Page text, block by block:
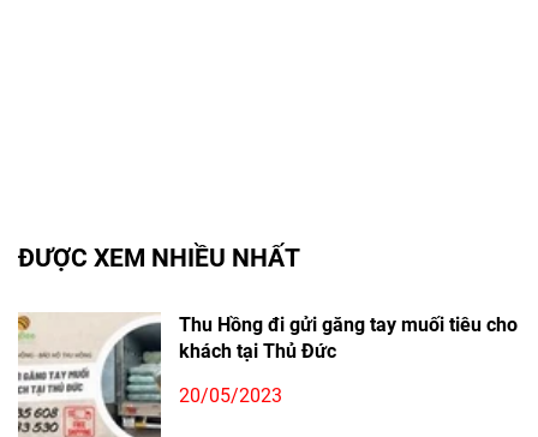
ĐƯỢC XEM NHIỀU NHẤT
Thu Hồng đi gửi găng tay muối tiêu cho
khách tại Thủ Đức
20/05/2023